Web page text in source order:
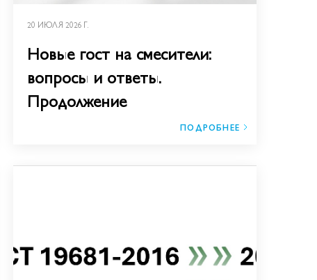
20 ИЮЛЯ 2026 Г.
Новые гост на смесители:
вопросы и ответы.
Продолжение
ПОДРОБНЕЕ